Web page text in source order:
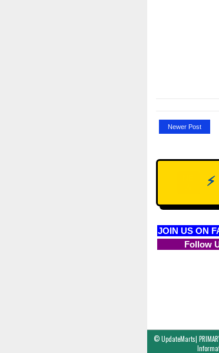
Newer Post
⚡
JOIN US ON
Follow
©UpdateMarts|